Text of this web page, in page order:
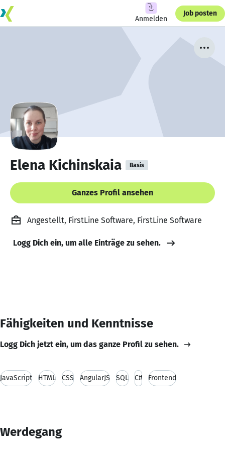
Anmelden
Job posten
Elena Kichinskaia Basis
Ganzes Profil ansehen
Angestellt, FirstLine Software, FirstLine Software
Logg Dich ein, um alle Einträge zu sehen.
Fähigkeiten und Kenntnisse
Logg Dich jetzt ein, um das ganze Profil zu sehen.
JavaScript HTML CSS AngularJS SQL C# Frontend
Werdegang